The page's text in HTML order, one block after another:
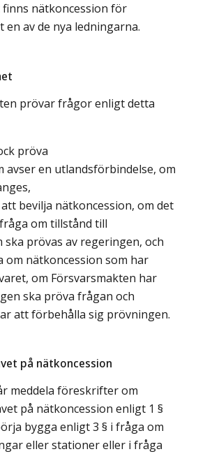
nätkoncession för
en av de nya ledningarna.
prövar frågor enligt detta
pröva
avser en utlandsförbindelse, om
bevilja nätkoncession, om det
om tillstånd till
prövas av regeringen, och
om nätkoncession som har
om Försvarsmakten har
ska pröva frågan och
att förbehålla sig prövningen.
på nätkoncession
meddela föreskrifter om
på nätkoncession enligt 1 §
bygga enligt 3 § i fråga om
eller stationer eller i fråga